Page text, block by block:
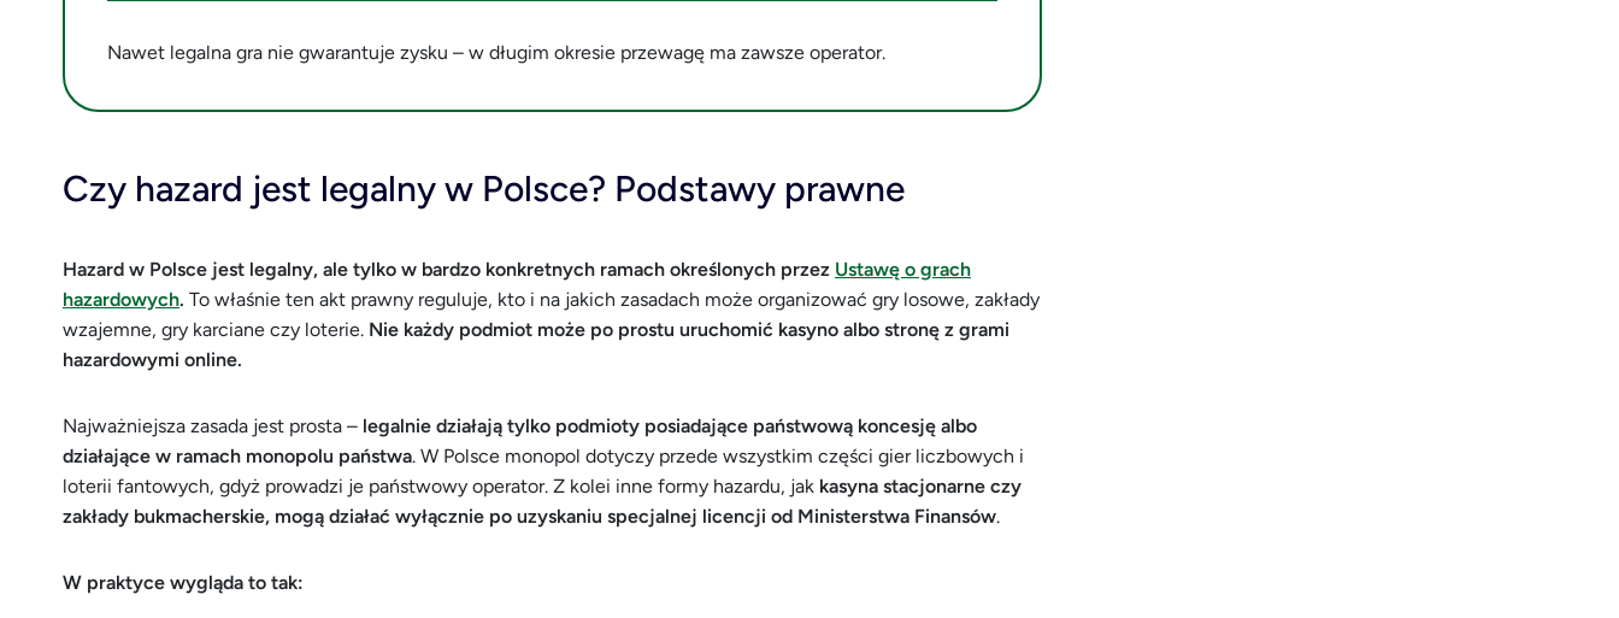
Nawet legalna gra nie gwarantuje zysku – w długim okresie przewagę ma zawsze operator.
Czy hazard jest legalny w Polsce? Podstawy prawne
Hazard w Polsce jest legalny, ale tylko w bardzo konkretnych ramach określonych przez Ustawę o grach
hazardowych. To właśnie ten akt prawny reguluje, kto i na jakich zasadach może organizować gry losowe, zakłady
wzajemne, gry karciane czy loterie. Nie każdy podmiot może po prostu uruchomić kasyno albo stronę z grami
hazardowymi online.
Najważniejsza zasada jest prosta – legalnie działają tylko podmioty posiadające państwową koncesję albo
działające w ramach monopolu państwa. W Polsce monopol dotyczy przede wszystkim części gier liczbowych i
loterii fantowych, gdyż prowadzi je państwowy operator. Z kolei inne formy hazardu, jak kasyna stacjonarne czy
zakłady bukmacherskie, mogą działać wyłącznie po uzyskaniu specjalnej licencji od Ministerstwa Finansów.
W praktyce wygląda to tak: